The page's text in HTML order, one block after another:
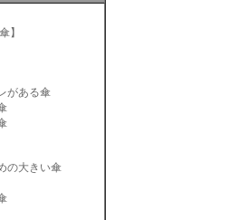
】
がある傘
の大きい傘